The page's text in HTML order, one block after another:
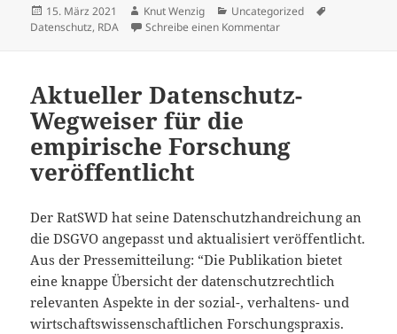
Veröffentlicht
am
15. März 2021 Autor
Knut Wenzig Kategorien
Uncategorized
Datenschutz, RDA Schreibe einen Kommentarzu »Sensitive Data
Aktueller Datenschutz-
Wegweiser für die
empirische Forschung
veröffentlicht
Der RatSWD hat seine Datenschutzhandreichung an
die DSGVO angepasst und aktualisiert veröffentlicht.
Aus der Pressemitteilung: “Die Publikation bietet
eine knappe Übersicht der datenschutzrechtlich
relevanten Aspekte in der sozial-, verhaltens- und
wirtschaftswissenschaftlichen Forschungspraxis.